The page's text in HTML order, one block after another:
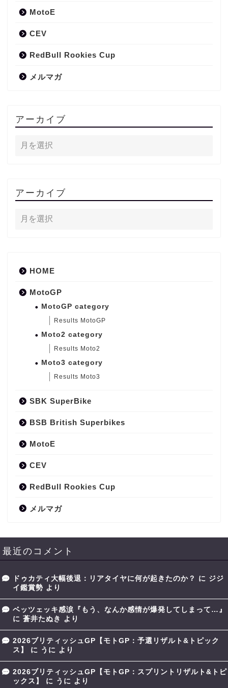
MotoE
CEV
RedBull Rookies Cup
メルマガ
アーカイブ
アーカイブ
HOME
MotoGP
MotoGP category
Results MotoGP
Moto2 category
Results Moto2
Moto3 category
Results Moto3
SBK SuperBike
BSB British Superbikes
MotoE
CEV
RedBull Rookies Cup
メルマガ
最近のコメント
ドゥカティ大幅後退：リアタイヤに何が起きたのか？ に ジジ
イ鑑賞勢 より
ベッツェッキ感涙『もう、なんか感情が爆発してしまって…』
に 蒼井たぬき より
2026ブリティッシュGP【モトGP：予選リザルト&トピック
ス】
に うに より
2026ブリティッシュGP【モトGP：スプリントリザルト&トピ
ックス】
に うに より